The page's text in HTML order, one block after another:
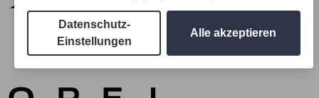
Datenschutz-
Einstellungen
Alle akzeptieren